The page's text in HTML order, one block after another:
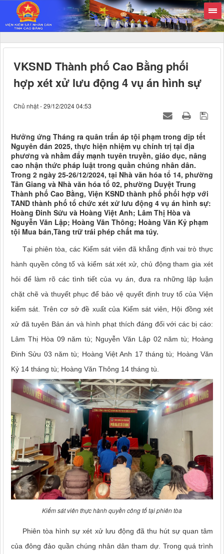
VKSND Thành phố Cao Bằng phối
hợp xét xử lưu động 4 vụ án hình sự
Chủ nhật - 29/12/2024 04:53
Hưởng ứng Tháng ra quân trấn áp tội phạm trong dịp tết
Nguyên đán 2025, thực hiện nhiệm vụ chính trị tại địa
phương và nhằm đẩy mạnh tuyên truyền, giáo dục, nâng
cao nhận thức pháp luật trong quần chúng nhân dân.
Trong 2 ngày 25-26/12/2024, tại Nhà văn hóa tổ 14, phường
Tân Giang và Nhà văn hóa tổ 02, phường Duyệt Trung
Thành phố Cao Bằng, Viện KSND thành phố phối hợp với
TAND thành phố tổ chức xét xử lưu động 4 vụ án hình sự:
Hoàng Đinh Sửu và Hoàng Việt Anh; Lâm Thị Hòa và
Nguyễn Văn Lập; Hoàng Văn Thông; Hoàng Văn Kỷ phạm
tội Mua bán,Tàng trữ trái phép chất ma túy.
Tại phiên tòa, các Kiểm sát viên đã khẳng định vai trò thực
hành quyền công tố và kiểm sát xét xử, chủ động tham gia xét
hỏi để làm rõ các tình tiết của vụ án, đưa ra những lập luận
chặt chẽ và thuyết phục để bảo vệ quyết định truy tố của Viện
kiểm sát. Trên cơ sở đề xuất của Kiểm sát viên, Hội đồng xét
xử đã tuyên Bản án và hình phạt thích đáng đối với các bị cáo:
Lâm Thị Hòa 09 năm tù; Nguyễn Văn Lập 02 năm tù; Hoàng
Đinh Sửu 03 năm tù; Hoàng Việt Anh 17 tháng tù; Hoàng Văn
Kỷ 14 tháng tù; Hoàng Văn Thông 14 tháng tù.
Kiểm sát viên thực hành quyền công tố tại phiên tòa
Phiên tòa hình sự xét xử lưu động đã thu hút sự quan tâm
của đông đảo quần chúng nhân dân tham dự. Trong quá trình